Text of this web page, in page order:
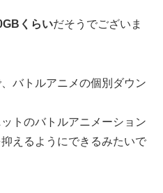
くらいだそうでございま
バトルアニメの個別ダウン
トのバトルアニメーション
えるようにできるみたいで